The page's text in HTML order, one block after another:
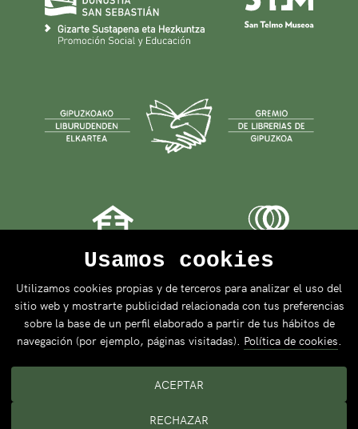
Usamos cookies
Utilizamos cookies propias y de terceros para analizar el uso del
sitio web y mostrarte publicidad relacionada con tus preferencias
sobre la base de un perfil elaborado a partir de tus hábitos de
navegación (por ejemplo, páginas visitadas). Política de cookies.
RECHAZAR
ACEPTAR